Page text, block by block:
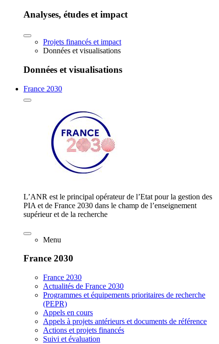
Analyses, études et impact
Projets financés et impact
Données et visualisations
Données et visualisations
France 2030
L’ANR est le principal opérateur de l’Etat pour la gestion des
PIA et de France 2030 dans le champ de l’enseignement
supérieur et de la recherche
Menu
France 2030
France 2030
Actualités de France 2030
Programmes et équipements prioritaires de recherche
(PEPR)
Appels en cours
Appels à projets antérieurs et documents de référence
Actions et projets financés
Suivi et évaluation